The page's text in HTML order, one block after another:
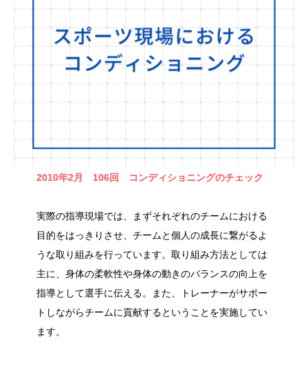
2010年2月 106回 コンディショニングのチェック
実際の指導現場では、まずそれぞれのチームにおける
目的をはっきりさせ、チームと個人の成長に繋がるよ
うな取り組みを行っています。取り組み方法としては
主に、身体の柔軟性や身体の動きのバランスの向上を
指導として選手に伝える。また、トレーナーがサポー
トしながらチームに貢献するということを実施してい
ます。